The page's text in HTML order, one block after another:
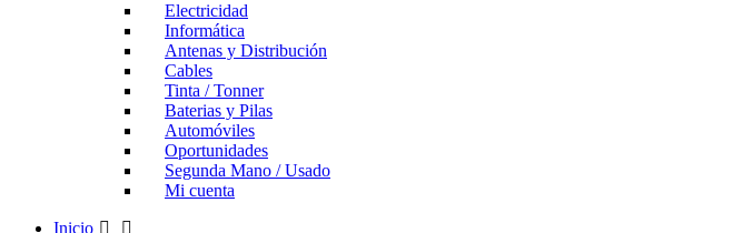
Electricidad
Informática
Antenas y Distribución
Cables
Tinta / Tonner
Baterias y Pilas
Automóviles
Oportunidades
Segunda Mano / Usado
Mi cuenta
Inicio